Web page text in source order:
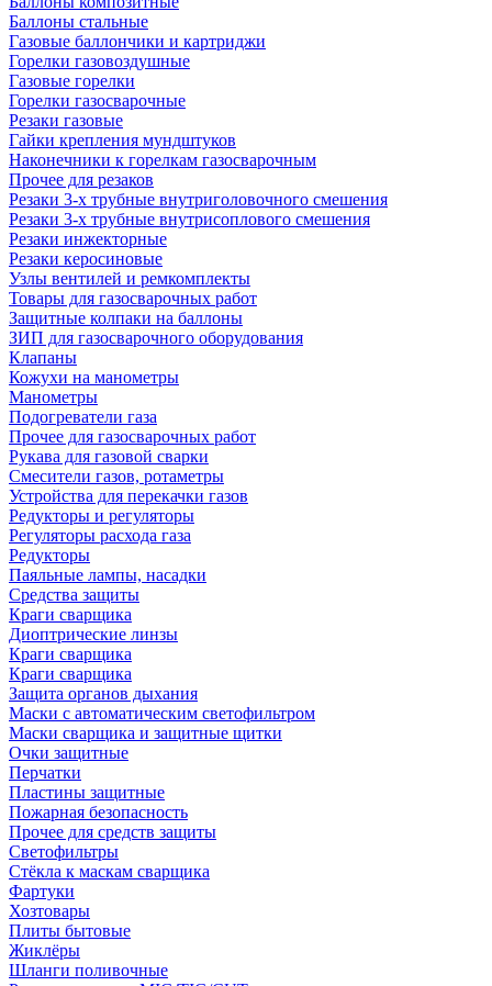
Баллоны стальные
Газовые баллончики и картриджи
Горелки газовоздушные
Газовые горелки
Горелки газосварочные
Резаки газовые
Гайки крепления мундштуков
Наконечники к горелкам газосварочным
Прочее для резаков
Резаки 3-х трубные внутриголовочного смешения
Резаки 3-х трубные внутрисоплового смешения
Резаки инжекторные
Резаки керосиновые
Узлы вентилей и ремкомплекты
Товары для газосварочных работ
Защитные колпаки на баллоны
ЗИП для газосварочного оборудования
Клапаны
Кожухи на манометры
Манометры
Подогреватели газа
Прочее для газосварочных работ
Рукава для газовой сварки
Смесители газов, ротаметры
Устройства для перекачки газов
Редукторы и регуляторы
Регуляторы расхода газа
Редукторы
Паяльные лампы, насадки
Средства защиты
Краги сварщика
Диоптрические линзы
Краги сварщика
Краги сварщика
Защита органов дыхания
Маски с автоматическим светофильтром
Маски сварщика и защитные щитки
Очки защитные
Перчатки
Пластины защитные
Пожарная безопасность
Прочее для средств защиты
Светофильтры
Стёкла к маскам сварщика
Фартуки
Хозтовары
Плиты бытовые
Жиклёры
Шланги поливочные